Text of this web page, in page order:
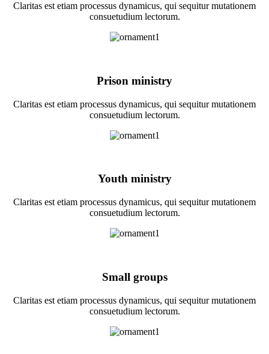
Claritas est etiam processus dynamicus, qui sequitur mutationem
consuetudium lectorum.
Prison ministry
Claritas est etiam processus dynamicus, qui sequitur mutationem
consuetudium lectorum.
Youth ministry
Claritas est etiam processus dynamicus, qui sequitur mutationem
consuetudium lectorum.
Small groups
Claritas est etiam processus dynamicus, qui sequitur mutationem
consuetudium lectorum.